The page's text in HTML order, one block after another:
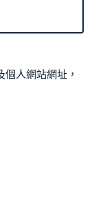
人網站網址，